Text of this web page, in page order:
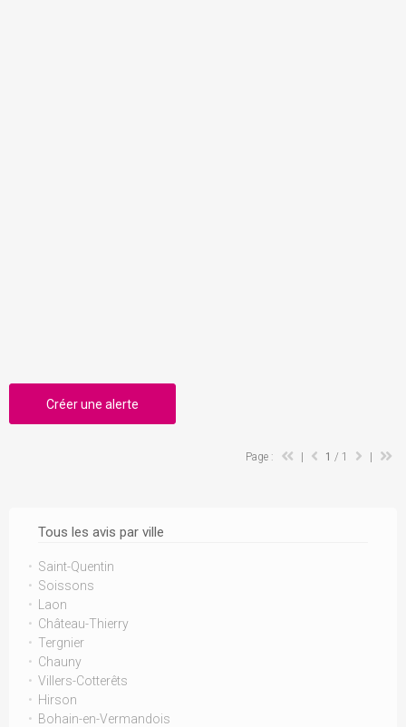
Tous les avis par ville
Saint-Quentin
Soissons
Laon
Château-Thierry
Tergnier
Chauny
Villers-Cotterêts
Hirson
Bohain-en-Vermandois
Créer une alerte
Page : 1 / 1